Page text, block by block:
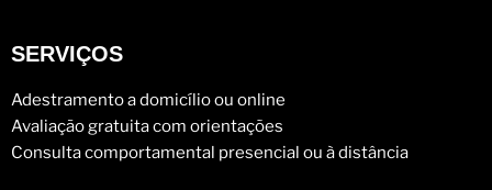
SERVIÇOS
Adestramento a domicílio ou online
Avaliação gratuita com orientações
Consulta comportamental presencial ou à distância